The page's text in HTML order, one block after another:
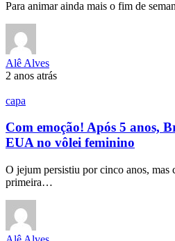
Para animar ainda mais o fim de
Alê Alves
2 anos atrás
capa
Com emoção! Após 5 anos,
EUA no vôlei feminino
O jejum persistiu por cinco anos, mas
primeira…